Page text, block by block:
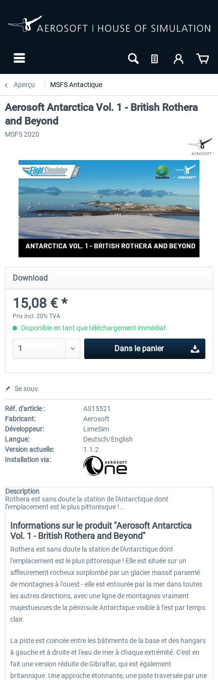
Aperçu MSFS Antactique
Aerosoft Antarctica Vol. 1 - British
Rothera...
Aerosoft Antarctica Vol. 2 -
Casey...
Aerosoft Antarctica Vol. 1 - British Rothera
and Beyond
MSFS 2020
Download
15,08 € *
Prix incl. 20% TVA
Disponible en tant que téléchargement immédiat
Dans le panier
Se souv.
Réf. d'article :
AS15521
Fabricant:
Aerosoft
Développeur:
LimeSim
Langue:
Deutsch/English
Version actuelle:
1.1.2
Installation via:
Description
Rothera est sans doute la station de l'Antarctique dont
l'emplacement est le plus pittoresque !...
Informations sur le produit "Aerosoft Antarctica
Vol. 1 - British Rothera and Beyond"
Rothera est sans doute la station de l'Antarctique dont
l'emplacement est le plus pittoresque ! Elle est située sur un
affleurement rocheux surplombé par un glacier massif parsemé
de montagnes à l'ouest - elle est entourée par la mer dans toutes
les autres directions, avec une ligne de montagnes vraiment
majestueuses de la péninsule Antarctique visible à l'est par temps
clair.
La piste est coincée entre les bâtiments de la base et des hangars
à gauche et à droite et l'eau de mer à chaque extrémité. C'est en
fait une version réduite de Gibraltar, qui est également
britannique. Une approche étonnante, une piste traversée par une